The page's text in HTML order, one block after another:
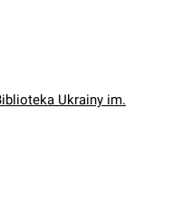
Ukrainy im.